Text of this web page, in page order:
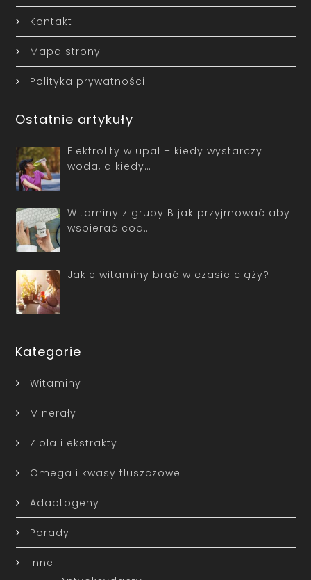
Kontakt
Mapa strony
Polityka prywatności
Ostatnie artykuły
Elektrolity w upał – kiedy wystarczy
woda, a kiedy…
Witaminy z grupy B jak przyjmować aby
wspierać cod…
Jakie witaminy brać w czasie ciąży?
Kategorie
Witaminy
Minerały
Zioła i ekstrakty
Omega i kwasy tłuszczowe
Adaptogeny
Porady
Inne